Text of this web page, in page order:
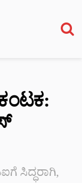
ಸಿದ್ಧರಾಗಿ,